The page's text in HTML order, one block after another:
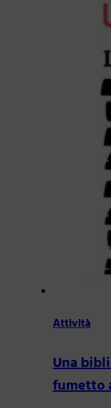
Attività
Una
fumetto